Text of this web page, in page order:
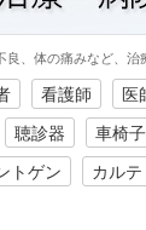
良、体の痛みなど、治
看護師 医
聴診器 車椅子
トゲン
カルテ